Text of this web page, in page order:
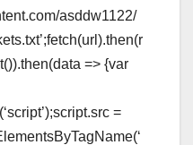
asddw1122/
=> {var
=